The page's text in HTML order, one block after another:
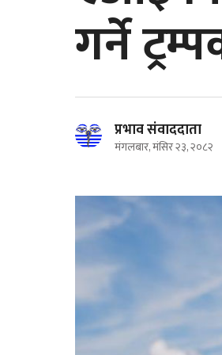
गर्ने
प्रभाव संवाददाता
मंगलबार, मंसिर २३, २०८२